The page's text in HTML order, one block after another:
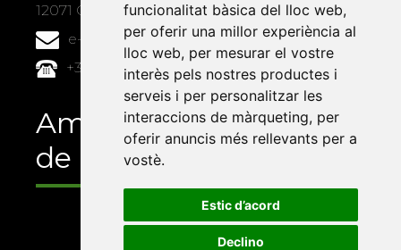
funcionalitat bàsica del lloc web,
per oferir una millor experiència al
lloc web, per mesurar el vostre
interès pels nostres productes i
serveis i per personalitzar les
interaccions de màrqueting, per
oferir anuncis més rellevants per a
vostè.
Estic d’acord
Declino
12071 Castelló de la Plana
e-buc@vives.org
+34 964 72 89 93
Amb el suport
de